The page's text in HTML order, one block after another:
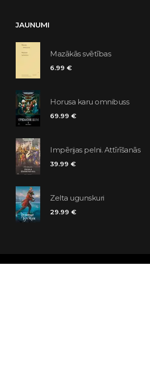
JAUNUMI
Mazākās svētības
6.99 €
Horusa karu omnibuss
69.99 €
Impērijas pelni. Attīrīšanās
39.99 €
Zelta ugunskuri
29.99 €